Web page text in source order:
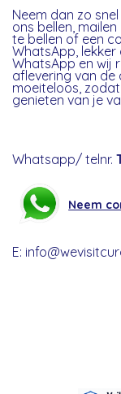
Neem dan zo
ons bellen,
te bellen of een
WhatsApp, lekker
WhatsApp en wij
aflevering van de
moeiteloos,
genieten van je
Whatsapp/ telnr.
Neem
E: